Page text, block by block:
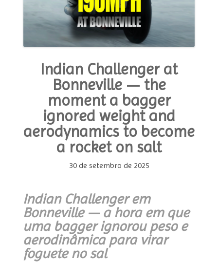
of
the
Future”
Indian Challenger at
Bonneville — the
moment a bagger
ignored weight and
aerodynamics to become
a rocket on salt
30 de setembro de 2025
Indian Challenger em
Bonneville — a hora em que
uma bagger ignorou peso e
aerodinâmica para virar
foguete no sal